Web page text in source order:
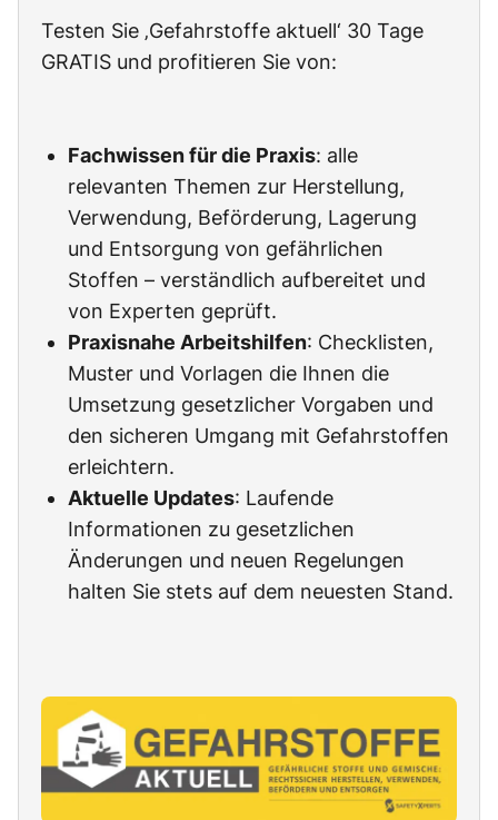
Testen Sie ‚Gefahrstoffe aktuell‘ 30 Tage
GRATIS und profitieren Sie von:
Fachwissen für die Praxis: alle
relevanten Themen zur Herstellung,
Verwendung, Beförderung, Lagerung
und Entsorgung von gefährlichen
Stoffen – verständlich aufbereitet und
von Experten geprüft.
Praxisnahe Arbeitshilfen: Checklisten,
Muster und Vorlagen die Ihnen die
Umsetzung gesetzlicher Vorgaben und
den sicheren Umgang mit Gefahrstoffen
erleichtern.
Aktuelle Updates: Laufende
Informationen zu gesetzlichen
Änderungen und neuen Regelungen
halten Sie stets auf dem neuesten Stand.